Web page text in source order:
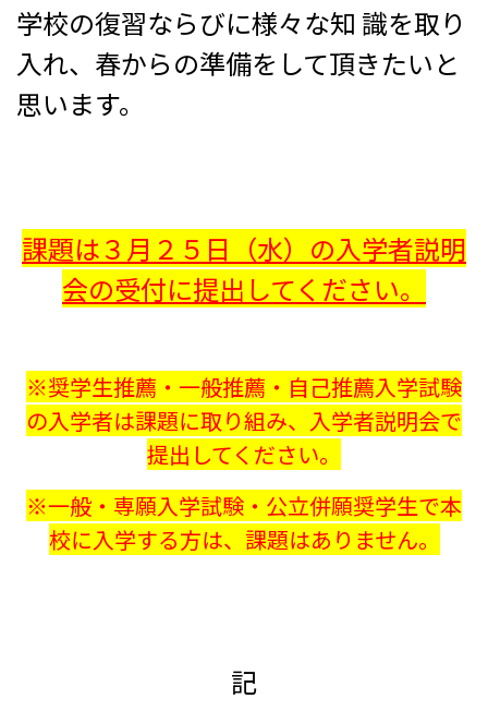
学校の復習ならびに様々な知 識を取り
入れ、春からの準備をして頂きたいと
思います。
課題は３月２５日（水）の入学者説明
会の受付に提出してください。
※奨学生推薦・一般推薦・自己推薦入学試験
の入学者は課題に取り組み、入学者説明会で
提出してください。
※一般・専願入学試験・公立併願奨学生で本
校に入学する方は、課題はありません。
記